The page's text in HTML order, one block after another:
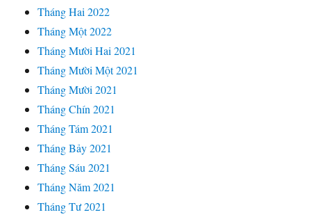
Tháng Hai 2022
Tháng Một 2022
Tháng Mười Hai 2021
Tháng Mười Một 2021
Tháng Mười 2021
Tháng Chín 2021
Tháng Tám 2021
Tháng Bảy 2021
Tháng Sáu 2021
Tháng Năm 2021
Tháng Tư 2021